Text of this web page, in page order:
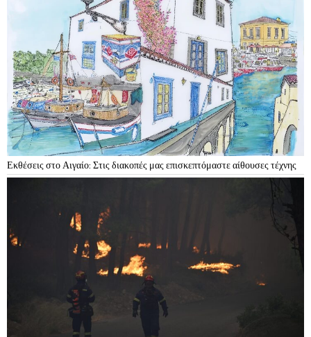
Εκθέσεις στο Αιγαίο: Στις διακοπές μας επισκεπτόμαστε αίθουσες τέχνης